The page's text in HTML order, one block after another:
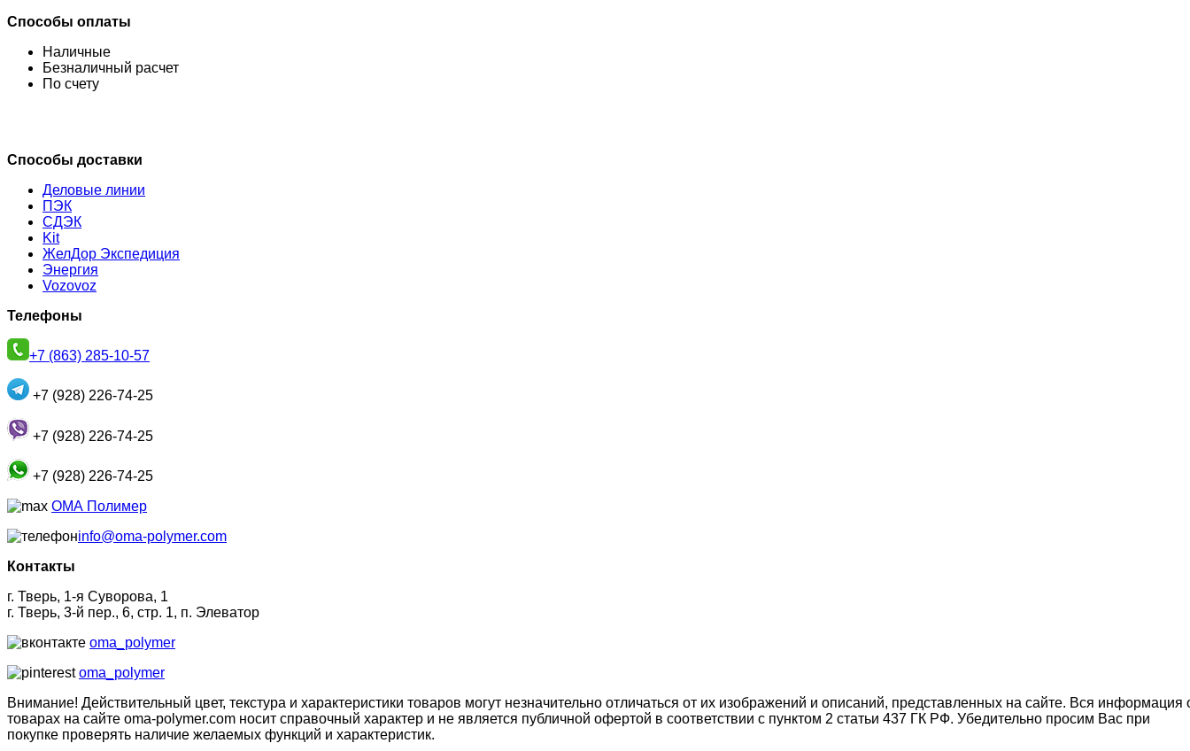
Способы оплаты
Наличные
Безналичный расчет
По счету
Способы доставки
Деловые линии
ПЭК
СДЭК
Kit
ЖелДор Экспедиция
Энергия
Vozovoz
Телефоны
+7 (863) 285-10-57
+7 (928) 226-74-25
+7 (928) 226-74-25
+7 (928) 226-74-25
ОМА Полимер
info@oma-polymer.com
Контакты
г. Тверь, 1-я Суворова, 1
г. Тверь, 3-й пер., 6, стр. 1, п. Элеватор
oma_polymer
oma_polymer
Внимание! Действительный цвет, текстура и характеристики товаров могут незначительно отличаться от их изображений и описаний, представленных на сайте. Вся информация
товарах на сайте oma-polymer.com носит справочный характер и не является публичной офертой в соответствии с пунктом 2 статьи 437 ГК РФ. Убедительно просим Вас при
покупке проверять наличие желаемых функций и характеристик.